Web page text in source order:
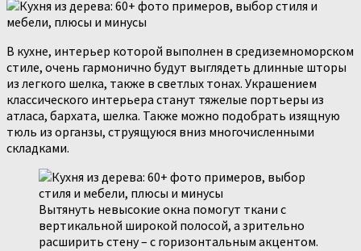
В кухне, интерьер которой выполнен в средиземноморском
стиле, очень гармонично будут выглядеть длинные шторы
из легкого шелка, также в светлых тонах. Украшением
классического интерьера станут тяжелые портьеры из
атласа, бархата, шелка. Также можно подобрать изящную
тюль из органзы, струящуюся вниз многочисленными
складками.
Вытянуть невысокие окна помогут ткани с
вертикальной широкой полосой, а зрительно
расширить стену – с горизонтальным акцентом.